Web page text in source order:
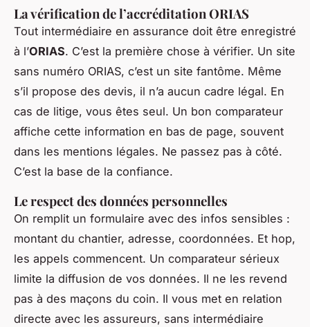
La vérification de l’accréditation ORIAS
Tout intermédiaire en assurance doit être enregistré
à l’ORIAS. C’est la première chose à vérifier. Un site
sans numéro ORIAS, c’est un site fantôme. Même
s’il propose des devis, il n’a aucun cadre légal. En
cas de litige, vous êtes seul. Un bon comparateur
affiche cette information en bas de page, souvent
dans les mentions légales. Ne passez pas à côté.
C’est la base de la confiance.
Le respect des données personnelles
On remplit un formulaire avec des infos sensibles :
montant du chantier, adresse, coordonnées. Et hop,
les appels commencent. Un comparateur sérieux
limite la diffusion de vos données. Il ne les revend
pas à des maçons du coin. Il vous met en relation
directe avec les assureurs, sans intermédiaire